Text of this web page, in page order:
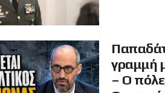
γραμμή
– Ο